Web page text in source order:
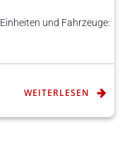
und Fahrzeuge:
WEITERLESEN